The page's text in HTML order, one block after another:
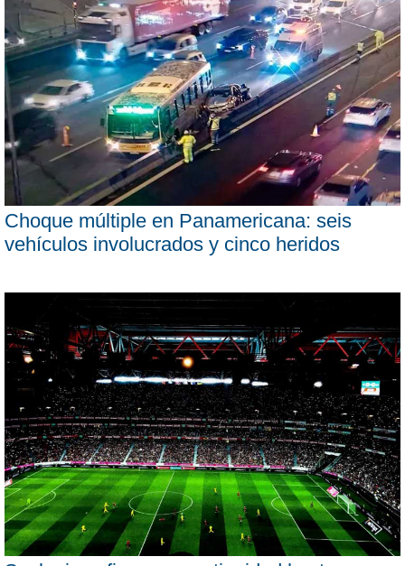
Choque múltiple en Panamericana: seis
vehículos involucrados y cinco heridos